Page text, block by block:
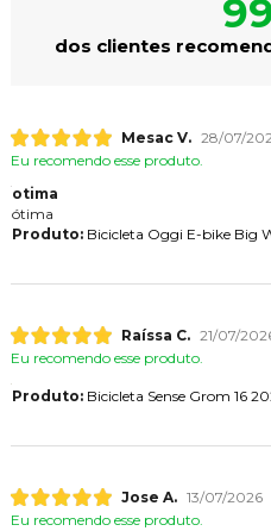
dos clientes
Mesac V. 28/07/
Eu recomendo esse produto.
otima
ótima
Produto:Bicicleta Oggi E-bike Big
Raíssa C. 21/07/
Eu recomendo esse produto.
Produto:Bicicleta Sense Grom 16
Jose A. 13/07/2026
Eu recomendo esse produto.